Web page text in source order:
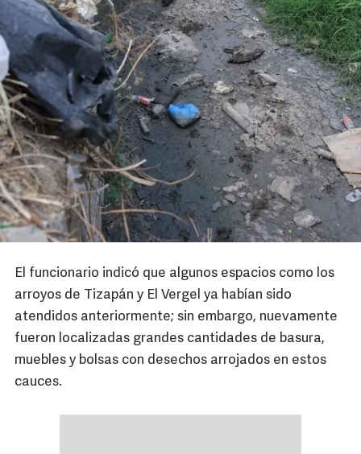
El funcionario indicó que algunos espacios como los
arroyos de Tizapán y El Vergel ya habían sido
atendidos anteriormente; sin embargo, nuevamente
fueron localizadas grandes cantidades de basura,
muebles y bolsas con desechos arrojados en estos
cauces.